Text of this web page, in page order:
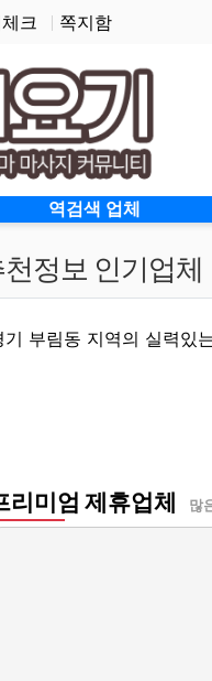
크 쪽지함
역검색 업체
정보 인기업체
기 부림동 지역의 실력있
리미엄 제휴업체 많